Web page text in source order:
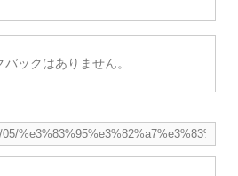
ックはありません。